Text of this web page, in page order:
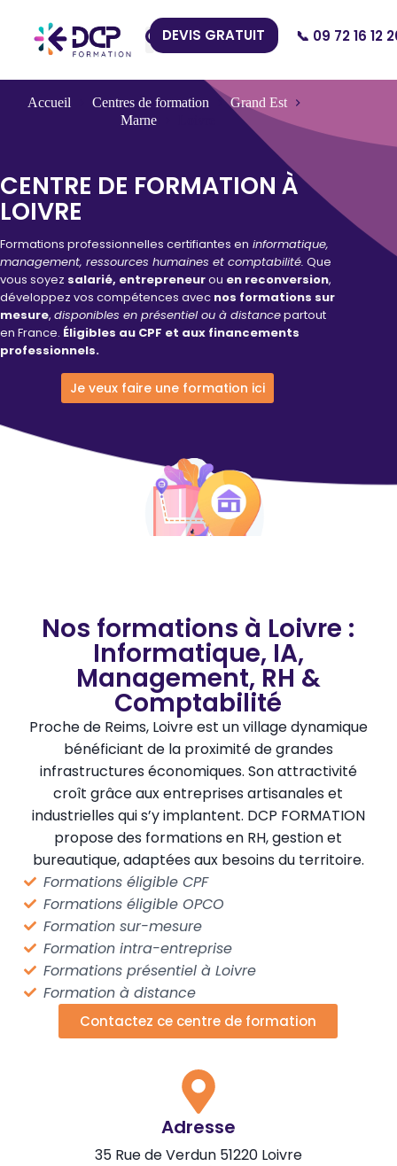
DEVIS GRATUIT 📞 09 72 16 12
Accueil Centres de formation
Grand Est
Marne
CENTRE DE FORMATION À
LOIVRE
Formations professionnelles certifiantes en informatique,
management, ressources humaines et comptabilité. Que
vous soyez salarié, entrepreneurou en reconversion,
développez vos compétences avec nos formations sur
mesure, disponibles en présentiel ou à distancepartout
en France. Éligibles au CPF et aux financements
professionnels.
Je veux faire une formation ici
Nos formations à Loivre :
Informatique, IA,
Management, RH &
Comptabilité
Proche de Reims, Loivre est un village dynamique
bénéficiant de la proximité de grandes
infrastructures économiques. Son attractivité
croît grâce aux entreprises artisanales et
industrielles qui s’y implantent. DCP FORMATION
propose des formations en RH, gestion et
bureautique, adaptées aux besoins du territoire.
Formations éligible CPF
Formations éligible OPCO
Formation sur-mesure
Formation intra-entreprise
Formations présentiel à Loivre
Formation à distance
Contactez ce centre de formation
Adresse
35 Rue de Verdun 51220 Loivre